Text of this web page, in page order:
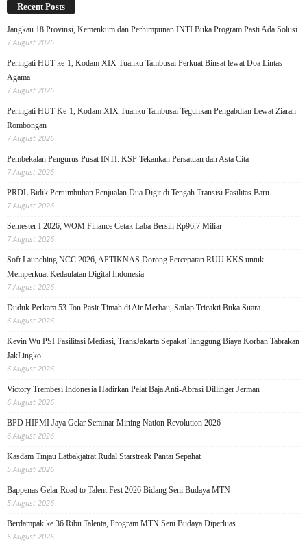
Recent Posts
Jangkau 18 Provinsi, Kemenkum dan Perhimpunan INTI Buka Program Pasti Ada Solusi
7 August 2026
Peringati HUT ke-1, Kodam XIX Tuanku Tambusai Perkuat Binsat lewat Doa Lintas
Agama
7 August 2026
Peringati HUT Ke-1, Kodam XIX Tuanku Tambusai Teguhkan Pengabdian Lewat Ziarah
Rombongan
7 August 2026
Pembekalan Pengurus Pusat INTI: KSP Tekankan Persatuan dan Asta Cita
7 August 2026
PRDL Bidik Pertumbuhan Penjualan Dua Digit di Tengah Transisi Fasilitas Baru
7 August 2026
Semester I 2026, WOM Finance Cetak Laba Bersih Rp96,7 Miliar
7 August 2026
Soft Launching NCC 2026, APTIKNAS Dorong Percepatan RUU KKS untuk
Memperkuat Kedaulatan Digital Indonesia
7 August 2026
Duduk Perkara 53 Ton Pasir Timah di Air Merbau, Satlap Tricakti Buka Suara
6 August 2026
Kevin Wu PSI Fasilitasi Mediasi, TransJakarta Sepakat Tanggung Biaya Korban Tabrakan
JakLingko
6 August 2026
Victory Trembesi Indonesia Hadirkan Pelat Baja Anti-Abrasi Dillinger Jerman
6 August 2026
BPD HIPMI Jaya Gelar Seminar Mining Nation Revolution 2026
6 August 2026
Kasdam Tinjau Latbakjatrat Rudal Starstreak Pantai Sepahat
5 August 2026
Bappenas Gelar Road to Talent Fest 2026 Bidang Seni Budaya MTN
5 August 2026
Berdampak ke 36 Ribu Talenta, Program MTN Seni Budaya Diperluas
5 August 2026